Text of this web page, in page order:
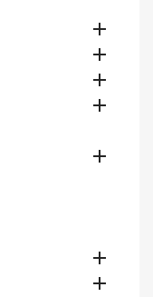






